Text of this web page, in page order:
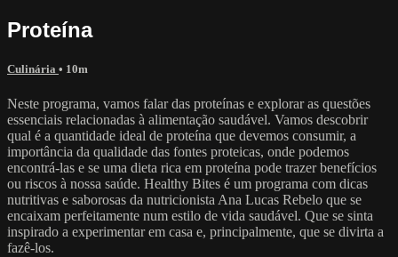
Proteína
Culinária • 10m
Neste programa, vamos falar das proteínas e explorar as questões
essenciais relacionadas à alimentação saudável. Vamos descobrir
qual é a quantidade ideal de proteína que devemos consumir, a
importância da qualidade das fontes proteicas, onde podemos
encontrá-las e se uma dieta rica em proteína pode trazer benefícios
ou riscos à nossa saúde. Healthy Bites é um programa com dicas
nutritivas e saborosas da nutricionista Ana Lucas Rebelo que se
encaixam perfeitamente num estilo de vida saudável. Que se sinta
inspirado a experimentar em casa e, principalmente, que se divirta a
fazê-los.